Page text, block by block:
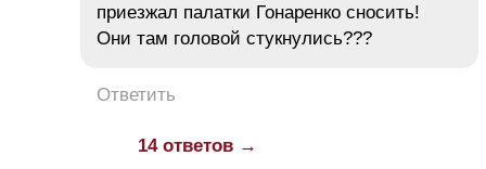
приезжал палатки Гонаренко сносить!
Они там головой стукнулись???
Ответить
14 ответов →